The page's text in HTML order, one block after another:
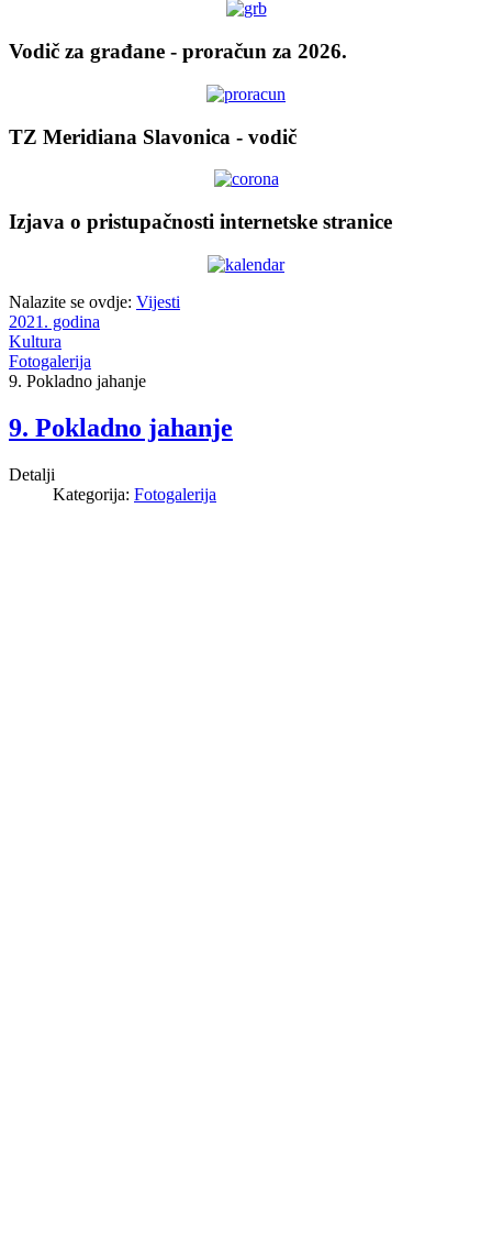
Vodič za građane - proračun za 2026.
TZ Meridiana Slavonica - vodič
Izjava o pristupačnosti internetske stranice
Nalazite se ovdje: Vijesti
2021. godina
Kultura
Fotogalerija
9. Pokladno jahanje
9. Pokladno jahanje
Detalji
Kategorija: Fotogalerija